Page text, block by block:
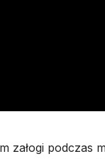
załogi podczas